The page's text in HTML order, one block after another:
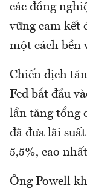
các đồng
vững cam kết
một cách bền
Chiến dịch
Fed bắt đầu
lần tăng tổng
đã đưa lãi
5,5%, cao
Ông Powell